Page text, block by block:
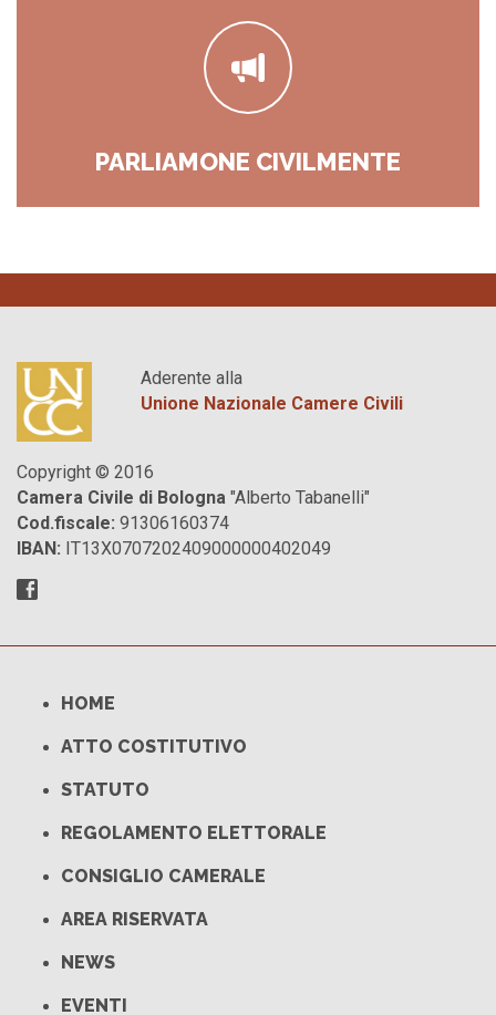
PARLIAMONE CIVILMENTE
Aderente alla
Unione Nazionale Camere Civili
Copyright © 2016
Camera Civile di Bologna "Alberto Tabanelli"
Cod.fiscale: 91306160374
IBAN: IT13X0707202409000000402049
HOME
ATTO COSTITUTIVO
STATUTO
REGOLAMENTO ELETTORALE
CONSIGLIO CAMERALE
AREA RISERVATA
NEWS
EVENTI